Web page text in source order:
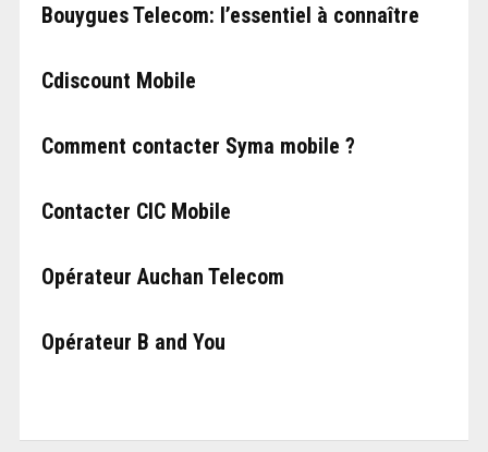
Bouygues Telecom: l’essentiel à connaître
Cdiscount Mobile
Comment contacter Syma mobile ?
Contacter CIC Mobile
Opérateur Auchan Telecom
Opérateur B and You